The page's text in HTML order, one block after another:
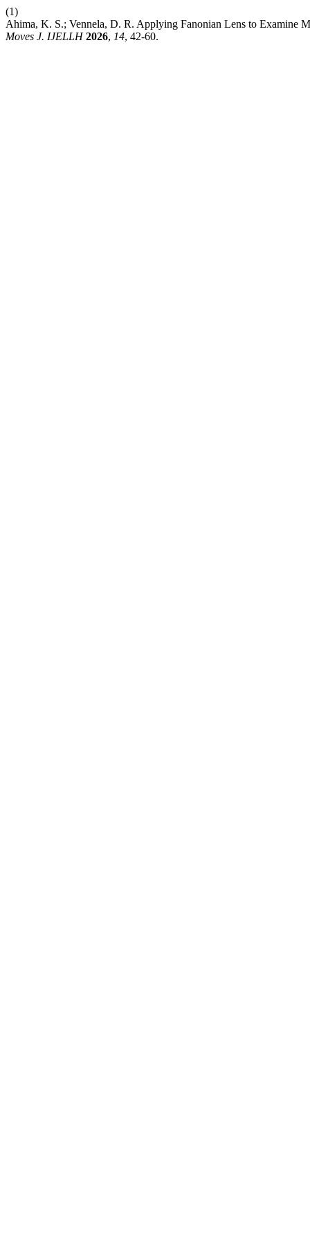
(1)
Ahima, K. S.; Vennela, D. R. Applying Fanonian Lens to Examine
Moves J. IJELLH 2026, 14, 42-60.